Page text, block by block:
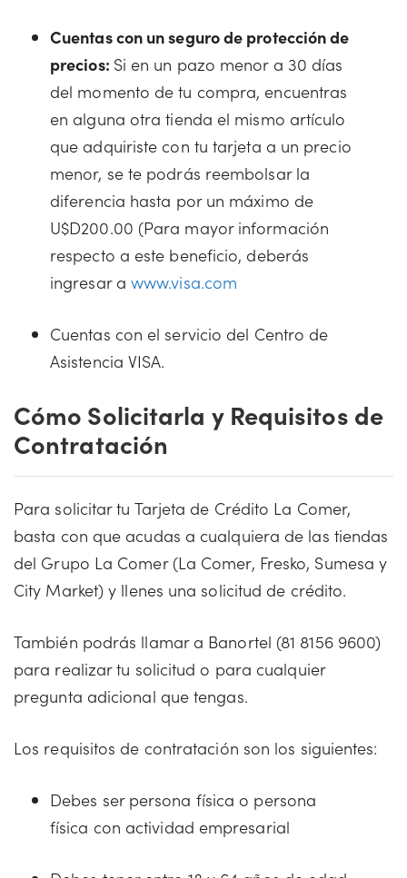
Cuentas con un seguro de protección de
precios: Si en un pazo menor a 30 días
del momento de tu compra, encuentras
en alguna otra tienda el mismo artículo
que adquiriste con tu tarjeta a un precio
menor, se te podrás reembolsar la
diferencia hasta por un máximo de
U$D200.00 (Para mayor información
respecto a este beneficio, deberás
ingresar a www.visa.com
Cuentas con el servicio del Centro de
Asistencia VISA.
Cómo Solicitarla y Requisitos de
Contratación
Para solicitar tu Tarjeta de Crédito La Comer,
basta con que acudas a cualquiera de las tiendas
del Grupo La Comer (La Comer, Fresko, Sumesa y
City Market) y llenes una solicitud de crédito.
También podrás llamar a Banortel (81 8156 9600)
para realizar tu solicitud o para cualquier
pregunta adicional que tengas.
Los requisitos de contratación son los siguientes:
Debes ser persona física o persona
física con actividad empresarial